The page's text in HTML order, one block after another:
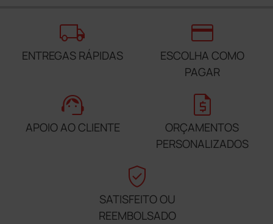
local_shipping
ENTREGAS RÁPIDAS
credit_card
ESCOLHA COMO
PAGAR
support_agent
APOIO AO CLIENTE
request_quote
ORÇAMENTOS
PERSONALIZADOS
verified_user
SATISFEITO OU
REEMBOLSADO